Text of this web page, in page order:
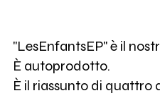
"LesEnfantsEP" è il
È autoprodotto.
È il riassunto di quattro